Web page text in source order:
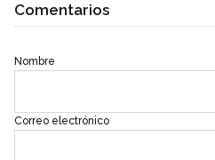
Comentarios
Nombre
Correo electrónico